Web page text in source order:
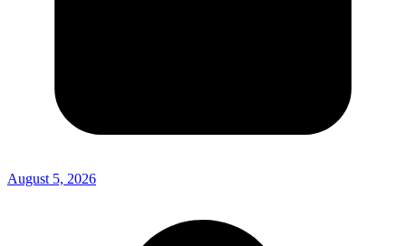
August 5, 2026